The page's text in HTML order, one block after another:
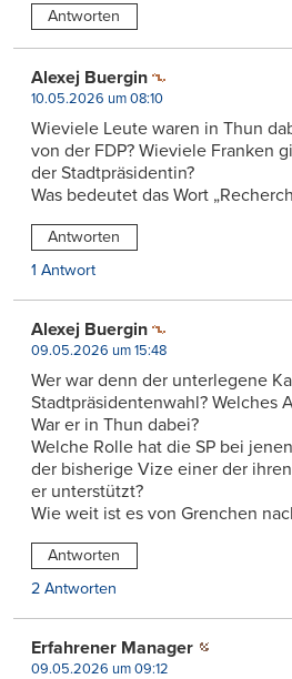
Antworten
Alexej Buergin
10.05.2026 um 08:10
Wieviele Leute waren in Thun
von der FDP? Wieviele Franken
der Stadtpräsidentin?
Was bedeutet das Wort
Antworten
1 Antwort
Alexej Buergin
09.05.2026 um 15:48
Wer war denn der unterlegene
Stadtpräsidentenwahl? Welches
War er in Thun dabei?
Welche Rolle hat die SP bei
der bisherige Vize einer der
er unterstützt?
Wie weit ist es von Grenchen
Antworten
2 Antworten
Erfahrener Manager
09.05.2026 um 09:12